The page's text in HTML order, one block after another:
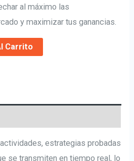
al máximo las
y maximizar tus ganancias.
Carrito
estrategias probadas
se transmiten en tiempo real, lo